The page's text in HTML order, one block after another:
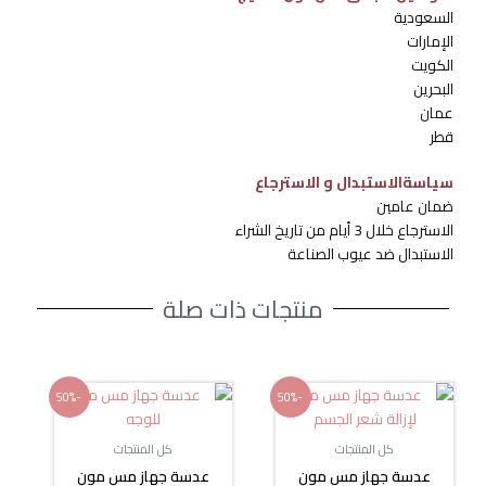
السعودية
الإمارات
الكويت
البحرين
عمان
قطر
سياسةالاستبدال و الاسترجاع
ضمان عامين
الاسترجاع خلال 3 أيام من تاريخ الشراء
الاستبدال ضد عيوب الصناعة
منتجات ذات صلة
-50%
كل المنتجات
عدسة جهاز مس مون
السعر
الأصلي
هو:
200 ر.س.
السعر
الحالي
-50%
كل المنتجات
عدسة جهاز مس مون
السعر
الأصلي
هو:
200 ر.س.
السعر
الحالي